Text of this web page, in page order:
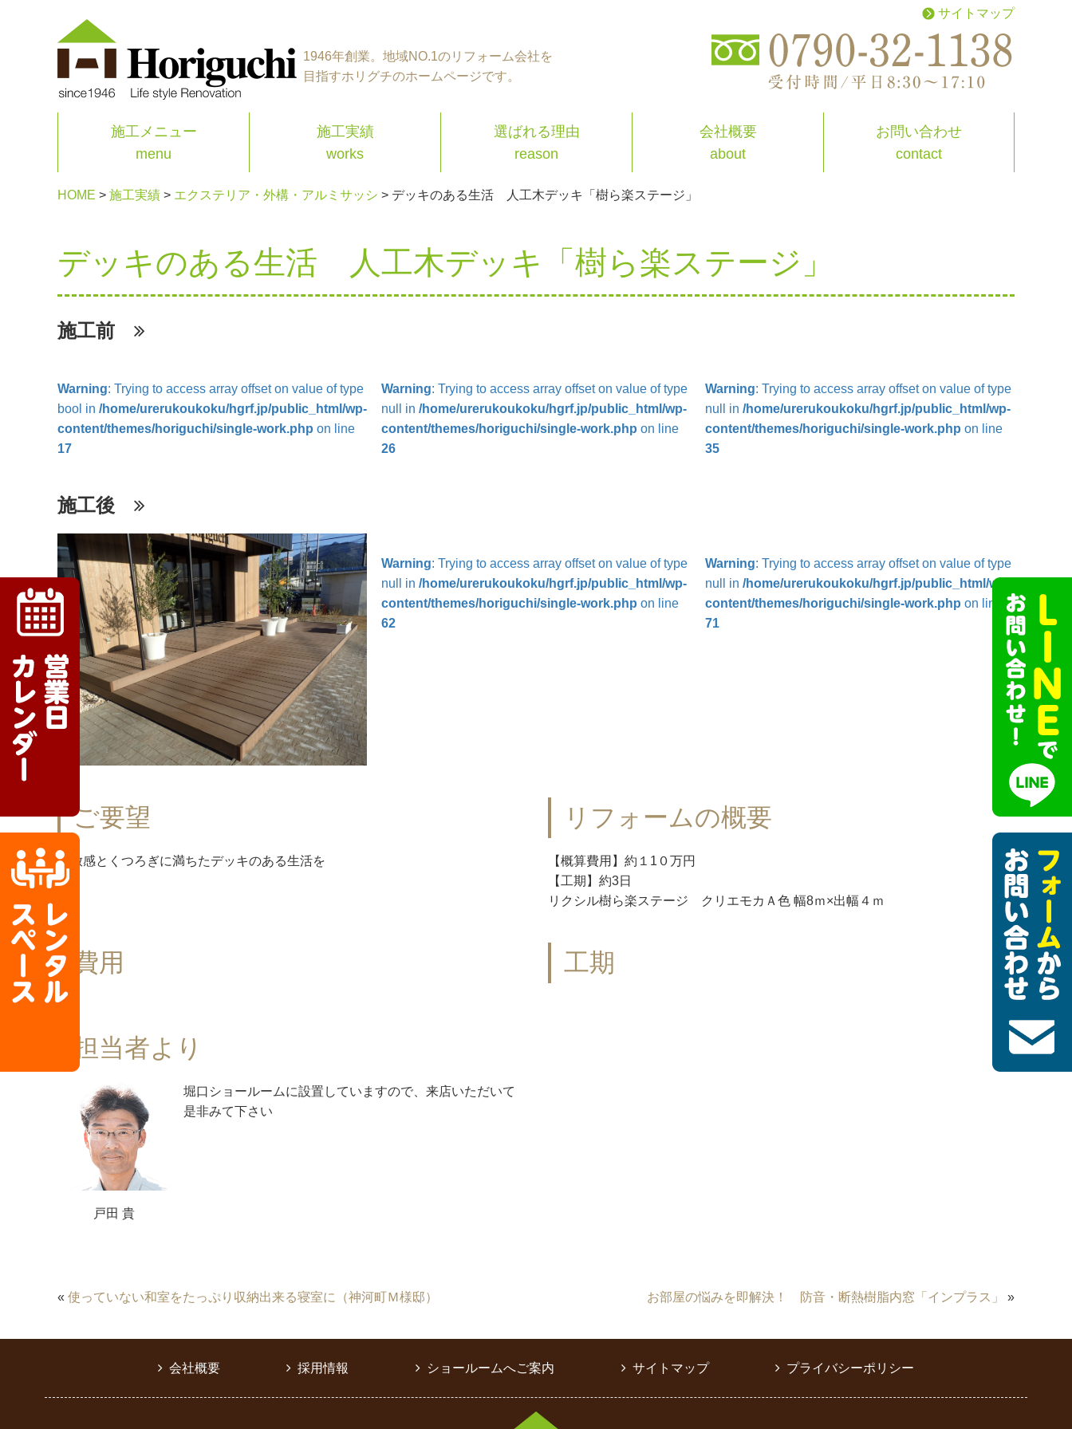
1946年創業。地域NO.1のリフォーム会社を
目指すホリグチのホームページです。
サイトマップ
施工メニュー
menu
施工実績
works
選ばれる理由
reason
会社概要
about
お問い合わせ
contact
HOME > 施工実績 > エクステリア・外構・アルミサッシ > デッキのある生活 人工木デッキ「樹ら楽ステージ」
デッキのある生活 人工木デッキ「樹ら楽ステージ」
施工前
Warning: Trying to access array offset on value of type
bool in /home/urerukoukoku/hgrf.jp/public_html/wp-
content/themes/horiguchi/single-work.php on line
17
Warning: Trying to access array offset on value of type
null in /home/urerukoukoku/hgrf.jp/public_html/wp-
content/themes/horiguchi/single-work.php on line
26
Warning: Trying to access array offset on value of type
null in /home/urerukoukoku/hgrf.jp/public_html/wp-
content/themes/horiguchi/single-work.php on line
35
施工後
Warning: Trying to access array offset on value of type
null in /home/urerukoukoku/hgrf.jp/public_html/wp-
content/themes/horiguchi/single-work.php on line
62
Warning: Trying to access array offset on value of type
null in /home/urerukoukoku/hgrf.jp/public_html/wp-
content/themes/horiguchi/single-work.php on line
71
ご要望
開放感とくつろぎに満ちたデッキのある生活を
リフォームの概要
【概算費用】約１1０万円
【工期】約3日
リクシル樹ら楽ステージ クリエモカＡ色 幅8ｍ×出幅４ｍ
費用 工期
担当者より
戸田 貴
堀口ショールームに設置していますので、来店いただいて
是非みて下さい
« 使っていない和室をたっぷり収納出来る寝室に（神河町Ｍ様邸） お部屋の悩みを即解決！ 防音・断熱樹脂内窓「インプラス」 »
会社概要 採用情報 ショールームへご案内 サイトマップ プライバシーポリシー